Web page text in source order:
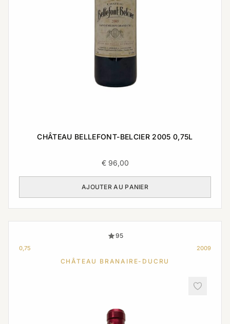
CHÂTEAU BELLEFONT-BELCIER 2005 0,75L
€96,00
AJOUTER AU PANIER
95
0,75 2009
CHÂTEAU BRANAIRE-DUCRU